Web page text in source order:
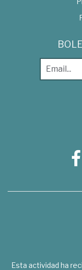
Esta actividad ha